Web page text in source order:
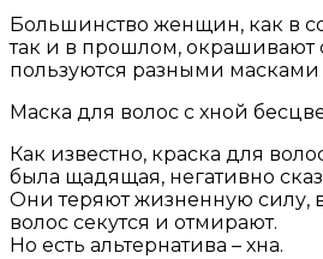
Большинство женщин, как в
так и в прошлом, окрашивают
пользуются разными
Маска для волос с хной
Как известно, краска для
была щадящая, негативно
Они теряют жизненную силу,
волос секутся и отмирают.
Но есть альтернатива – хна.